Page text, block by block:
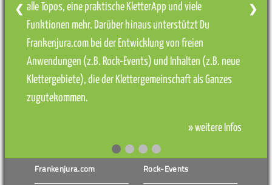
alle Topos, eine praktische KletterApp und viele
Funktionen mehr. Darüber hinaus unterstützt Du
Frankenjura.com bei der Entwicklung von freien
Anwendungen (z.B. Rock-Events) und Inhalten (z.B. neue
Klettergebiete), die der Klettergemeinschaft als Ganzes
zugutekommen.
» weitere Infos
❮ ❯
Frankenjura.com Rock-Events